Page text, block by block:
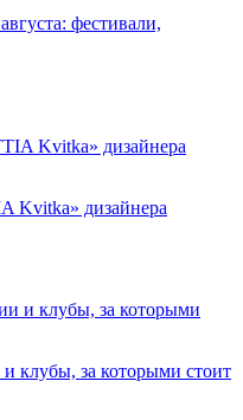
фестивали,
Kvitka» дизайнера
клубы, за которыми стоит